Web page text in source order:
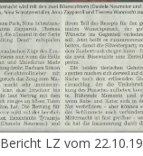
Bericht LZ vom 22.10.19